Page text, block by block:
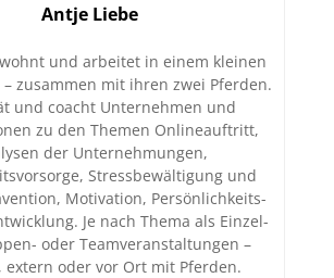
Antje Liebe
und arbeitet in einem kleinen
zusammen mit ihren zwei Pferden.
und coacht Unternehmen und
zu den Themen Onlineauftritt,
der Unternehmungen,
Stressbewältigung und
Motivation, Persönlichkeits-
Je nach Thema als Einzel-
oder Teamveranstaltungen –
extern oder vor Ort mit Pferden.